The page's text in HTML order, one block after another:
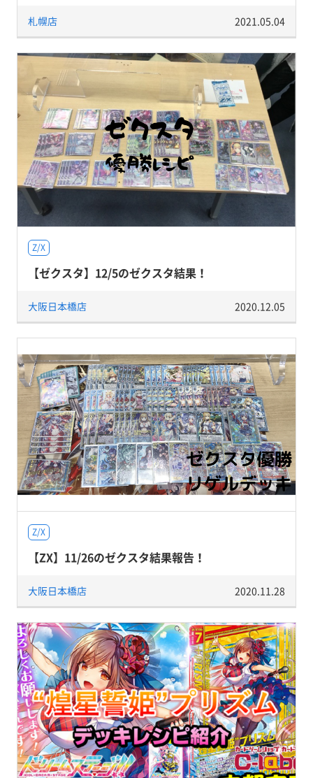
札幌店 2021.05.04
Z/X
【ゼクスタ】12/5のゼクスタ結果！
大阪日本橋店 2020.12.05
Z/X
【ZX】11/26のゼクスタ結果報告！
大阪日本橋店 2020.11.28